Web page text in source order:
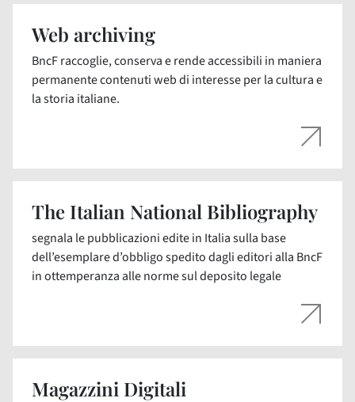
Web archiving
BncF raccoglie, conserva e rende accessibili in maniera
permanente contenuti web di interesse per la cultura e
la storia italiane.
The Italian National Bibliography
segnala le pubblicazioni edite in Italia sulla base
dell’esemplare d’obbligo spedito dagli editori alla BncF
in ottemperanza alle norme sul deposito legale
Magazzini Digitali